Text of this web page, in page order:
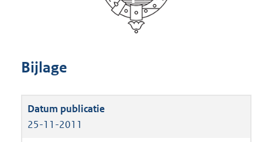
Bijlage
25-11-2011